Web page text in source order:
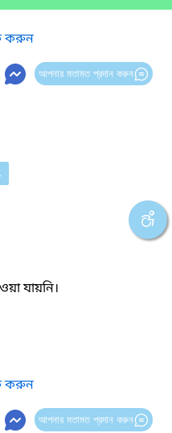
করুন
আপনার মতামত প্রদান করুন
যায়নি।
করুন
আপনার মতামত প্রদান করুন